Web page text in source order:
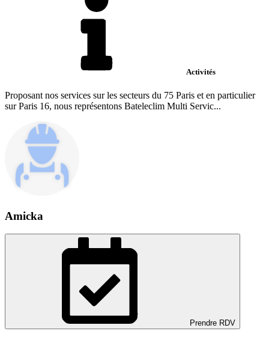
Activités
Proposant nos services sur les secteurs du 75 Paris et en particulier
sur Paris 16, nous représentons Bateleclim Multi Servic...
Amicka
Prendre RDV